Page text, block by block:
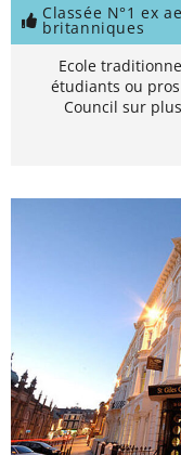
Classée N°1 ex
britanniques
Ecole
étudiants ou
Council sur